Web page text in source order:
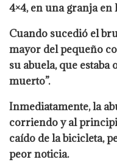
4×4, en una granja en
Cuando sucedió el
mayor del pequeño
su abuela, que estaba
muerto”.
Inmediatamente, la
corriendo y al
caído de la bicicleta,
peor noticia.